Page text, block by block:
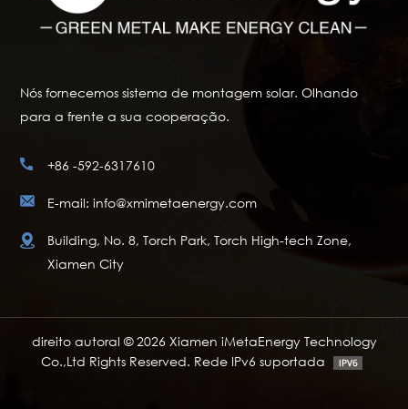
Nós fornecemos sistema de montagem solar. Olhando
para a frente a sua cooperação.
+86 -592-6317610
E-mail: info@xmimetaenergy.com
Building, No. 8, Torch Park, Torch High-tech Zone,
Xiamen City
direito autoral © 2026 Xiamen iMetaEnergy Technology
Co.,Ltd Rights Reserved. Rede IPv6 suportada